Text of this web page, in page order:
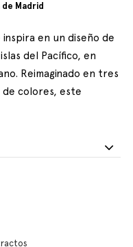
Madrid
en un diseño de
del Pacífico, en
Reimaginado en tres
de colores, este